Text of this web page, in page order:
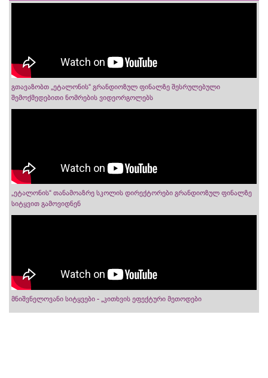
გთავაზობთ „ეტალონის“ გრანდიოზულ ფინალზე შესრულებული
შემოქმედებითი ნომრების ვიდეორგოლებს
„ეტალონის“ თანამოაზრე სკოლის დირექტორები გრანდიოზულ ფინალზე
სიტყვით გამოვიდნენ
მნიშვნელოვანი სიტყვები - „კითხვის ეფექტური მეთოდები